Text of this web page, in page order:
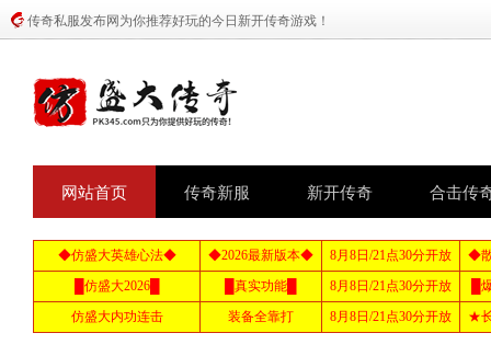
传奇私服发布网为你推荐好玩的今日新开传奇游戏！
网站首页 传奇新服 新开传奇 合击传